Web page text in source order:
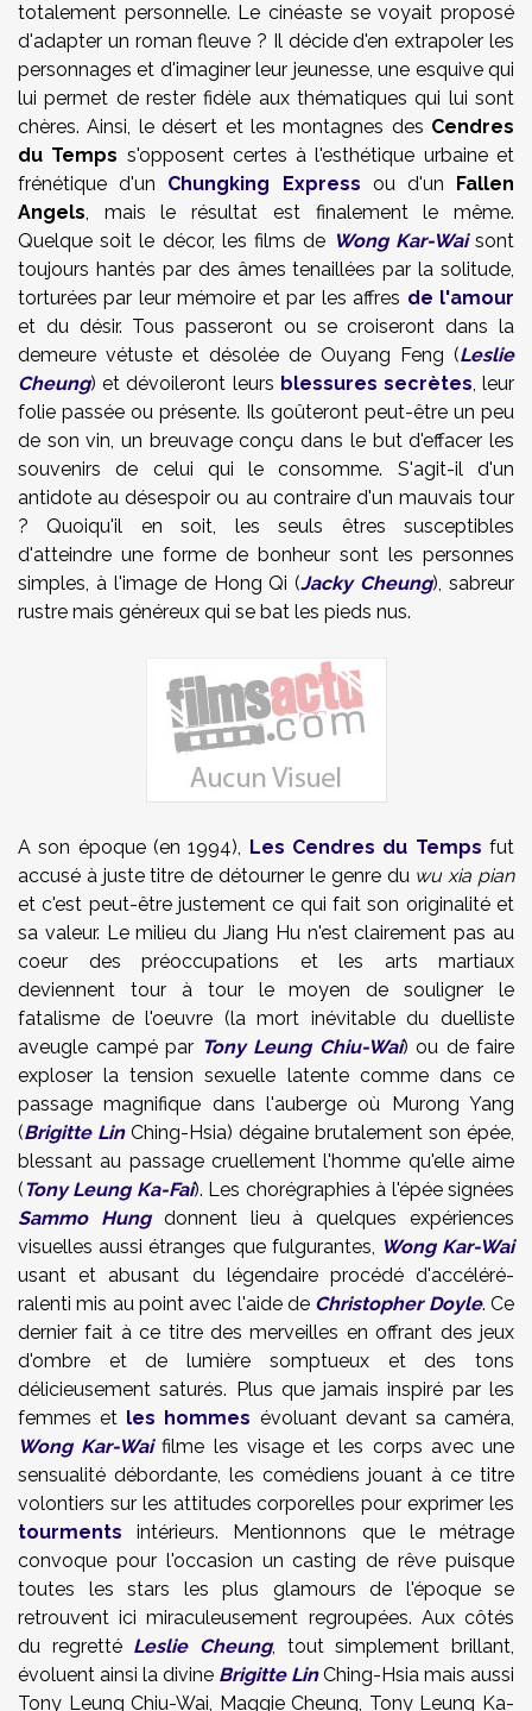
totalement personnelle. Le cinéaste se voyait proposé
d'adapter un roman fleuve ? Il décide d'en extrapoler les
personnages et d'imaginer leur jeunesse, une esquive qui
lui permet de rester fidèle aux thématiques qui lui sont
chères. Ainsi, le désert et les montagnes des Cendres
du Temps s'opposent certes à l'esthétique urbaine et
frénétique d'un Chungking Express ou d'un Fallen
Angels, mais le résultat est finalement le même.
Quelque soit le décor, les films de Wong Kar-Waisont
toujours hantés par des âmes tenaillées par la solitude,
torturées par leur mémoire et par les affres de l'amour
et du désir. Tous passeront ou se croiseront dans la
demeure vétuste et désolée de Ouyang Feng (Leslie
Cheung) et dévoileront leurs blessures secrètes, leur
folie passée ou présente. Ils goûteront peut-être un peu
de son vin, un breuvage conçu dans le but d'effacer les
souvenirs de celui qui le consomme. S'agit-il d'un
antidote au désespoir ou au contraire d'un mauvais tour
? Quoiqu'il en soit, les seuls êtres susceptibles
d'atteindre une forme de bonheur sont les personnes
simples, à l'image de Hong Qi (Jacky Cheung), sabreur
rustre mais généreux qui se bat les pieds nus.
A son époque (en 1994), Les Cendres du Temps fut
accusé à juste titre de détourner le genre du wu xia pian
et c'est peut-être justement ce qui fait son originalité et
sa valeur. Le milieu du Jiang Hu n'est clairement pas au
coeur des préoccupations et les arts martiaux
deviennent tour à tour le moyen de souligner le
fatalisme de l'oeuvre (la mort inévitable du duelliste
aveugle campé par Tony Leung Chiu-Wai) ou de faire
exploser la tension sexuelle latente comme dans ce
passage magnifique dans l'auberge où Murong Yang
(Brigitte LinChing-Hsia) dégaine brutalement son épée,
blessant au passage cruellement l'homme qu'elle aime
(Tony Leung Ka-Fai). Les chorégraphies à l'épée signées
Sammo Hungdonnent lieu à quelques expériences
visuelles aussi étranges que fulgurantes, Wong Kar-Wai
usant et abusant du légendaire procédé d'accéléré-
ralenti mis au point avec l'aide de Christopher Doyle. Ce
dernier fait à ce titre des merveilles en offrant des jeux
d'ombre et de lumière somptueux et des tons
délicieusement saturés. Plus que jamais inspiré par les
femmes et les hommes évoluant devant sa caméra,
Wong Kar-Waifilme les visage et les corps avec une
sensualité débordante, les comédiens jouant à ce titre
volontiers sur les attitudes corporelles pour exprimer les
tourments intérieurs. Mentionnons que le métrage
convoque pour l'occasion un casting de rêve puisque
toutes les stars les plus glamours de l'époque se
retrouvent ici miraculeusement regroupées. Aux côtés
du regretté Leslie Cheung, tout simplement brillant,
évoluent ainsi la divine Brigitte LinChing-Hsia mais aussi
Tony Leung Chiu-Wai, Maggie Cheung, Tony Leung Ka-